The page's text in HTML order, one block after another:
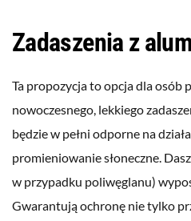
Zadaszenia z
Ta propozycja to opcja dla osób
nowoczesnego, lekkiego
będzie w pełni odporne na
promieniowanie słoneczne.
w przypadku poliwęglanu)
Gwarantują ochronę nie tylko